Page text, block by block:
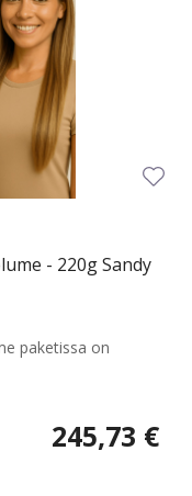
- 220g Sandy
paketissa on
245,73 €